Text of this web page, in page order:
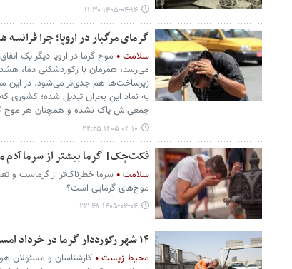
۱۴۰۵-۰۴-۱۴ ۱۱:۳۰
گرمای مرگبار در اروپا؛ چرا
سلامت
موج گرما در اروپا دیگر یک
می‌رسد، همزمان با رکوردشکنی دما،
زیرساخت‌ها هم جدی‌تر می‌شود. در این
جمعی‌اش پاک نشده و همچنان هر موج
۱۴۰۵-۰۴-۱۰ ۲۲:۲۵
فکت‌چک| گرما بیشتر از سرما آدم
سلامت
سرما خطرناک‌تر از گرماست و
موج‌های گرمایی است؟
۱۴۰۵-۰۴-۰۴ ۲۳:۴۸
۱۴ شهر رکورددار گرما در خرداد امسال
محیط زیست
کارشناسان و مسئولان